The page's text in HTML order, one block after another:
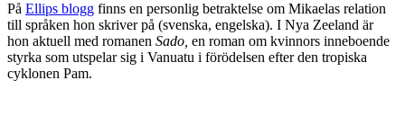
På Ellips blogg finns en personlig betraktelse om Mikaelas relation
till språken hon skriver på (svenska, engelska). I Nya Zeeland är
hon aktuell med romanen Sado, en roman om kvinnors inneboende
styrka som utspelar sig i Vanuatu i förödelsen efter den tropiska
cyklonen Pam.